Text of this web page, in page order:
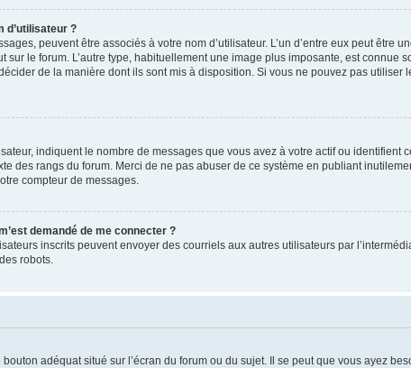
d’utilisateur ?
peuvent être associés à votre nom d’utilisateur. L’un d’entre eux peut
le forum. L’autre type, habituellement une image plus imposante, est connue
de la manière dont ils sont mis à disposition. Si vous ne pouvez pas
indiquent le nombre de messages que vous avez à votre actif ou
des rangs du forum. Merci de ne pas abuser de ce système en publiant
compteur de messages.
demandé de me connecter ?
inscrits peuvent envoyer des courriels aux autres utilisateurs par
robots.
adéquat situé sur l’écran du forum ou du sujet. Il se peut que vous ayez